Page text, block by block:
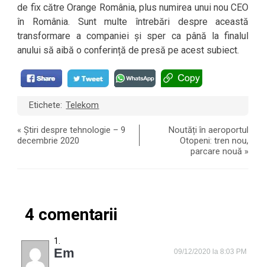
de fix către Orange România, plus numirea unui nou CEO
în România. Sunt multe întrebări despre această
transformare a companiei și sper ca până la finalul
anului să aibă o conferință de presă pe acest subiect.
Etichete: Telekom
«Știri despre tehnologie – 9
decembrie 2020
Noutăți în aeroportul
Otopeni: tren nou,
parcare nouă »
4 comentarii
Em 09/12/2020 la 8:03 PM